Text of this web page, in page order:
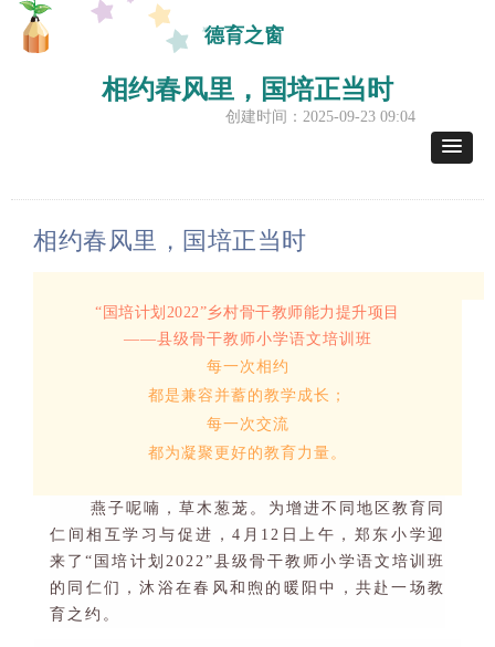
德育之窗
相约春风里，国培正当时
创建时间： 2025-09-23 09:04
相约春风里，国培正当时
“ 国培计划 2022”乡村骨干教师能力提升项目
——县级骨干教师小学语文培训班
每一次相约
都是兼容并蓄的教学成长；
每一次交流
都为凝聚更好的教育力量。
燕子呢喃，草木葱茏。为增进不同地区教育同
仁间相互学习与促进，4 月 12 日上午， 郑东小学迎
来了“ 国培计划 2022”县级骨干教师小学语文培训班
的同仁们，沐浴在春风和煦的暖阳中
， 共赴一场教
育之约 。